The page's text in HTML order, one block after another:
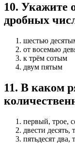
10. Укажите
дробных
шестью
от восемью
к трём сотым
двум пятым
11. В каком
первый, трое,
двести десять,
пятьдесят два,